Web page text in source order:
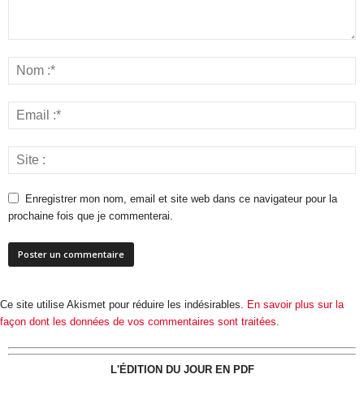
Enregistrer mon nom, email et site web dans ce navigateur pour la
prochaine fois que je commenterai.
Ce site utilise Akismet pour réduire les indésirables. En savoir plus sur la
façon dont les données de vos commentaires sont traitées
L'ÉDITION DU JOUR EN PDF